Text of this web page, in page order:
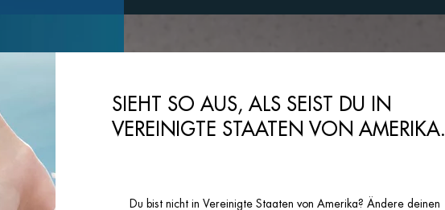
SIEHT SO AUS, ALS SEIST DU IN
VEREINIGTE STAATEN VON AMERIKA.
Du bist nicht in Vereinigte Staaten von Amerika? Ändere deinen